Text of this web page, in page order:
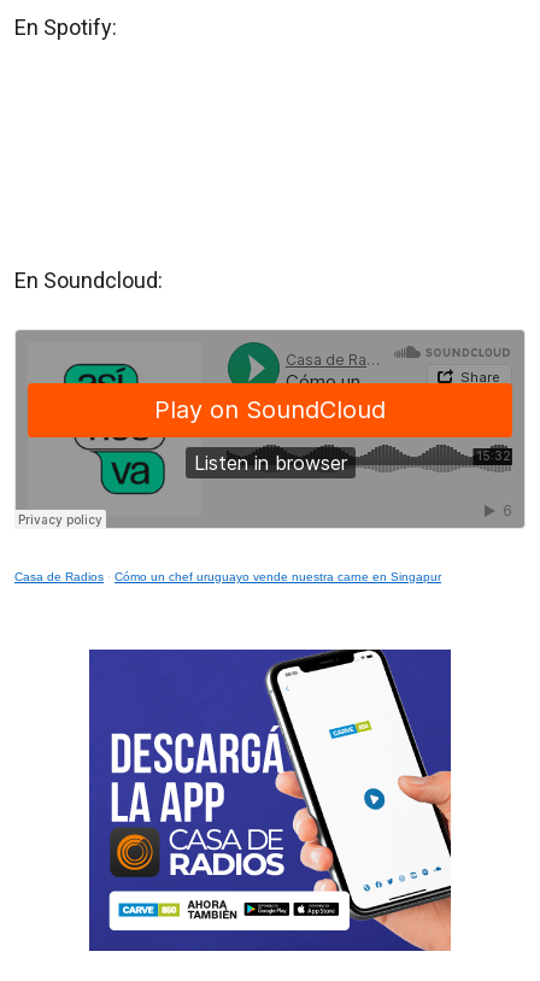
En Spotify:
En Soundcloud:
Casa de Radios · Cómo un chef uruguayo vende nuestra carne en Singapur